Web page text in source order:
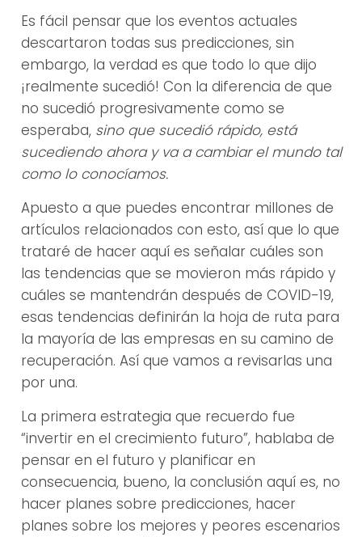
Es fácil pensar que los eventos actuales
descartaron todas sus predicciones, sin
embargo, la verdad es que todo lo que dijo
¡realmente sucedió! Con la diferencia de que
no sucedió progresivamente como se
esperaba, sino que sucedió rápido, está
sucediendo ahora y va a cambiar el mundo tal
como lo conocíamos.
Apuesto a que puedes encontrar millones de
artículos relacionados con esto, así que lo que
trataré de hacer aquí es señalar cuáles son
las tendencias que se movieron más rápido y
cuáles se mantendrán después de COVID-19,
esas tendencias definirán la hoja de ruta para
la mayoría de las empresas en su camino de
recuperación. Así que vamos a revisarlas una
por una.
La primera estrategia que recuerdo fue
“invertir en el crecimiento futuro”, hablaba de
pensar en el futuro y planificar en
consecuencia, bueno, la conclusión aquí es, no
hacer planes sobre predicciones, hacer
planes sobre los mejores y peores escenarios